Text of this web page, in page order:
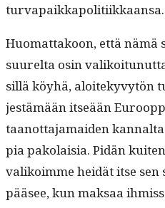
turvapaikkapolitiikkaansa.
Huo­mat­takoon, että nämä
suurelta osin
sil­lä köy­hä, aloitekyvytön
jestämään itseään
taan­ot­ta­ja­maid­en
pia pako­laisia. Pidän
valikoimme hei­dät itse sen
pääsee, kun mak­saa